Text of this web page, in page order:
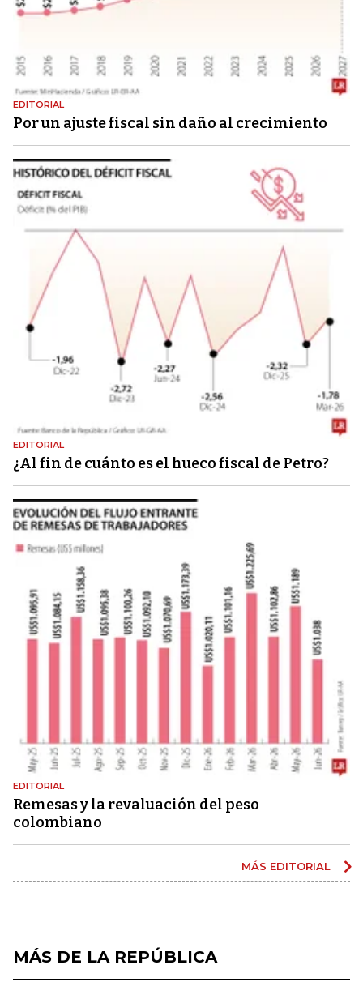
EDITORIAL
Por un ajuste fiscal sin daño al crecimiento
EDITORIAL
¿Al fin de cuánto es el hueco fiscal de Petro?
EDITORIAL
Remesas y la revaluación del peso
colombiano
MÁS EDITORIAL
MÁS DE LA REPÚBLICA